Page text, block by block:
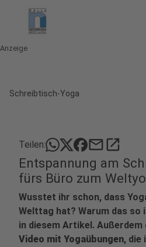
Anzeige
Schreibtisch-Yoga
Teilen: mailopen_in_new
Entspannung am
fürs Büro zum
Wusstet ihr schon, dass
Welttag hat? Warum das so
in diesem Artikel. Außerdem
Video mit Yogaübungen, die